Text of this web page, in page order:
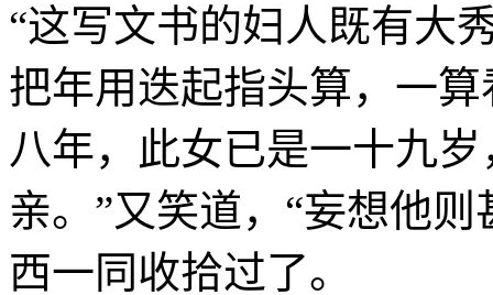
“这写文书的妇人既有大
把年用迭起指头算，一
八年，此女已是一十九
亲。”又笑道，“妄想他
西一同收拾过了。